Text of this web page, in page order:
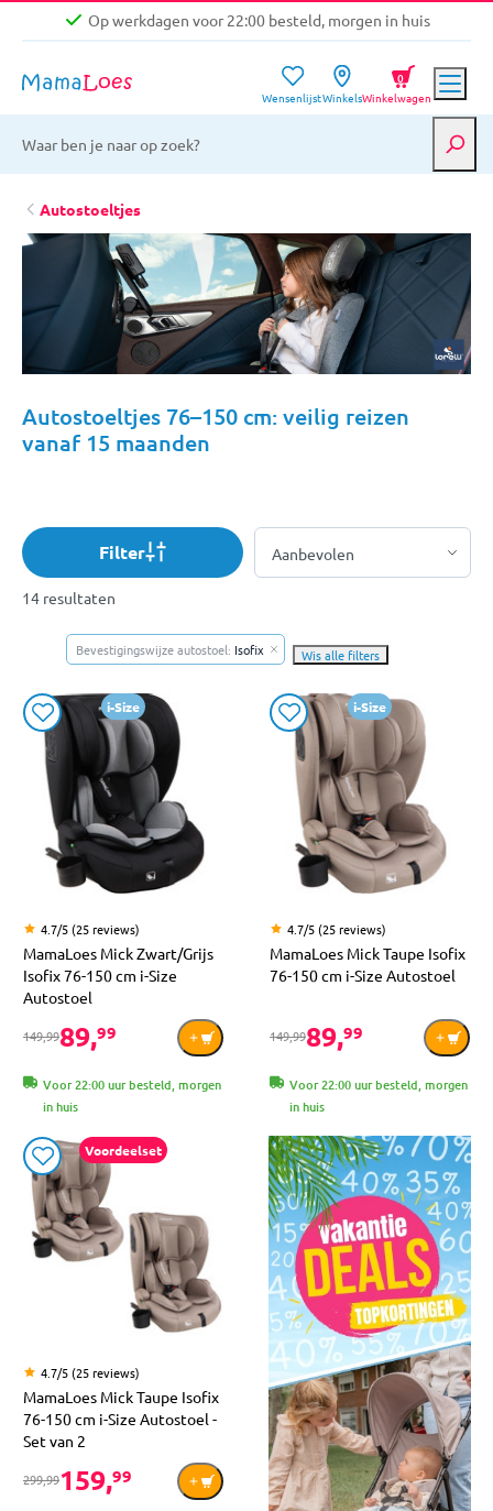
Op werkdagen voor 22:00 besteld, morgen in huis
Gratis verzending vanaf €39,-
Op werkdagen voor 22:00 besteld, morgen in huis
WensenlijstWinkelsWinkelwagen
0
Autostoeltjes
Autostoeltjes 76–150 cm: veilig reizen
vanaf 15 maanden
Filter
14 resultaten
Bevestigingswijze autostoel: Isofix Wis alle filters
i-Size
4.7/5 (25 reviews)
MamaLoes Mick Zwart/Grijs
Isofix 76-150 cm i-Size
Autostoel
149,9989,99
Voor 22:00 uur besteld, morgen
in huis
i-Size
4.7/5 (25 reviews)
MamaLoes Mick Taupe Isofix
76-150 cm i-Size Autostoel
149,9989,99
Voor 22:00 uur besteld, morgen
in huis
Voordeelset
4.7/5 (25 reviews)
MamaLoes Mick Taupe Isofix
76-150 cm i-Size Autostoel -
Set van 2
299,99159,99